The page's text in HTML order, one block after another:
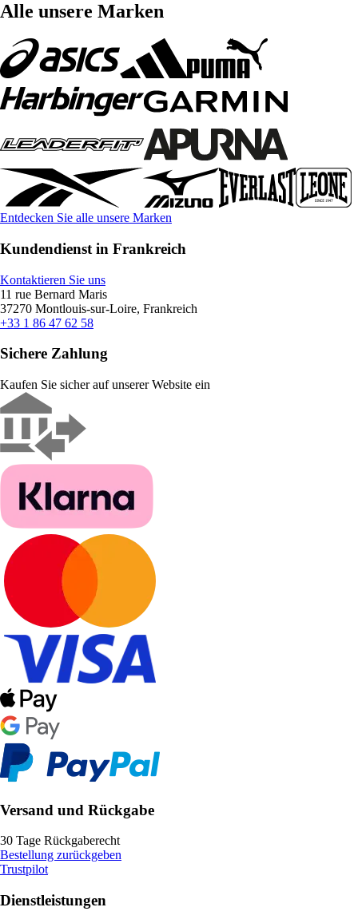
Alle unsere Marken
Entdecken Sie alle unsere Marken
Kundendienst in Frankreich
Kontaktieren Sie uns
11 rue Bernard Maris
37270 Montlouis-sur-Loire, Frankreich
+33 1 86 47 62 58
Sichere Zahlung
Kaufen Sie sicher auf unserer Website ein
Versand und Rückgabe
30 Tage Rückgaberecht
Bestellung zurückgeben
Trustpilot
Dienstleistungen